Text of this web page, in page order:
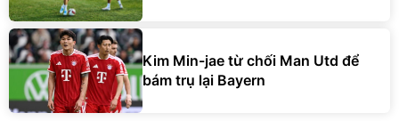
Kim Min-jae từ chối Man Utd để
bám trụ lại Bayern